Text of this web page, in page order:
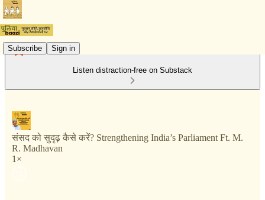
Subscribe Sign in
Listen distraction-free on Substack
संसद को सुदृढ़ कैसे करें? Strengthening India’s Parliament Ft. M.
R. Madhavan
1×